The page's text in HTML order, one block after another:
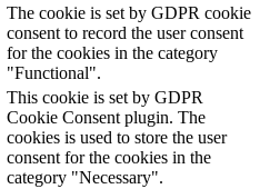
The cookie is set by GDPR cookie
consent to record the user consent
for the cookies in the category
"Functional".
This cookie is set by GDPR
Cookie Consent plugin. The
cookies is used to store the user
consent for the cookies in the
category "Necessary".